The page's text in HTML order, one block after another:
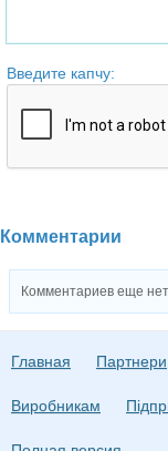
Введите капчу:
Комментарии
Комментариев еще нет
Главная Партнери
Виробникам